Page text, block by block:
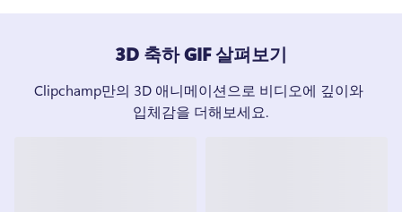
3D 축하 GIF 살펴보기
Clipchamp만의 3D 애니메이션으로 비디오에 깊이와
입체감을 더해보세요.